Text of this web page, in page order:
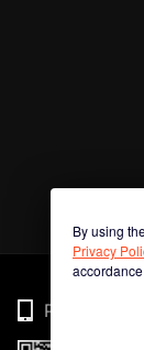
By using
Privacy
Phone